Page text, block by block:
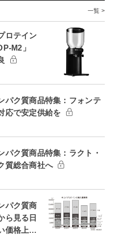
一覧 >
ロテイン
M2」
パク質商品特集：フォンテ
で安定供給を
パク質商品特集：ラクト・
質総合商社へ
パク質商
ら見る日
価格上…